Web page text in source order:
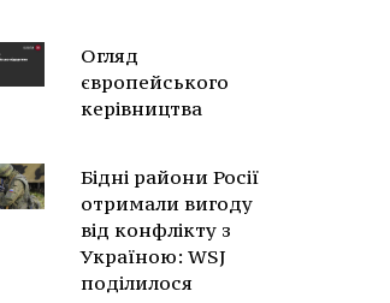
Огляд
європейського
керівництва
Бідні райони Росії
отримали вигоду
від конфлікту з
Україною: WSJ
поділилося